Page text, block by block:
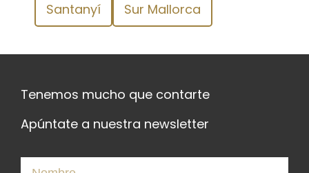
Santanyí Sur Mallorca
Tenemos mucho que contarte
Apúntate a nuestra newsletter